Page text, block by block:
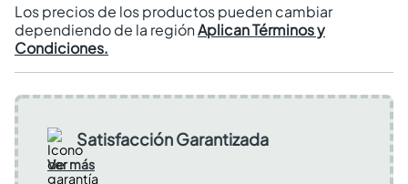
Los precios de los productos pueden cambiar
dependiendo de la regiónAplican Términos y
Condiciones.
Satisfacción Garantizada
Ver más